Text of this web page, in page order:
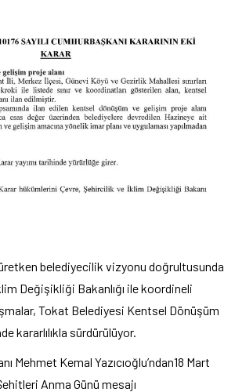
belediyecilik vizyonu doğrultusunda
Değişikliği Bakanlığı ile koordineli
Tokat Belediyesi Kentsel Dönüşüm
kararlılıkla sürdürülüyor.
Mehmet Kemal Yazıcıoğlu’ndan18 Mart
Anma Günü mesajı